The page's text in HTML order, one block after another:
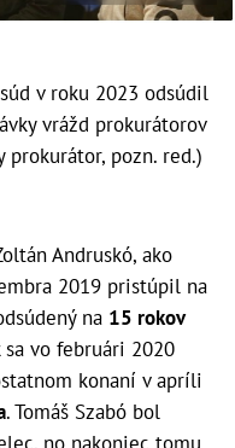
v roku 2023 odsúdil
vrážd prokurátorov
prokurátor, pozn. red.)
Andruskó, ako
2019 pristúpil na
na 15 rokov
sa vo februári 2020
konaní v apríli
. Tomáš Szabó bol